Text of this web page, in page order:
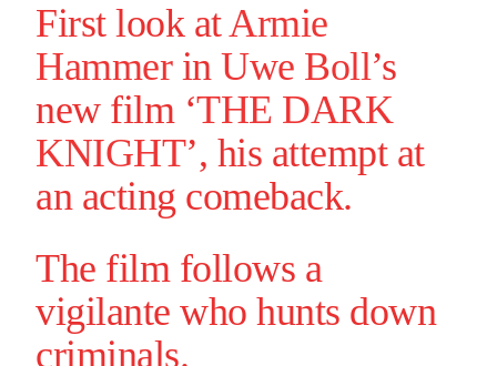
First look atArmie
HammerinUwe Boll’s
new film ‘THE DARK
KNIGHT’, his attempt at
an acting comeback.
The film follows a
vigilante who hunts down
criminals.